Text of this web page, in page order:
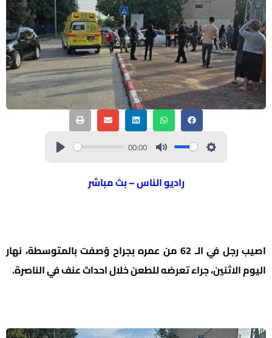
00:00
راديو الناس – بث مباشر
اصيب رجل في الـ 62 من عمره بجراح وُصفت بالمتوسطة، نهار
اليوم الاثنين، جراء تعرضه للطعن خلال احداث عنف في الناصرة.